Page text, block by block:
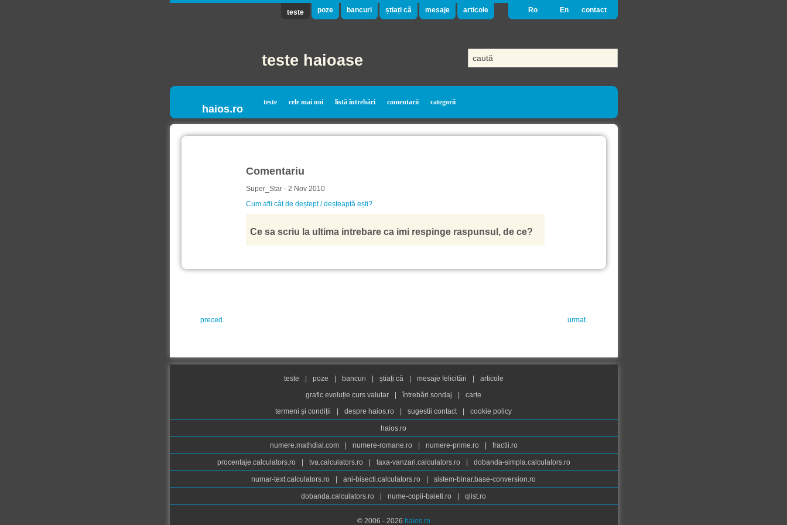
teste poze bancuri știați că mesaje articole Ro En contact
teste haioase
haios.ro
teste cele mai noi listă întrebări comentarii categorii
Comentariu
Super_Star - 2 Nov 2010
Cum afli cât de deștept / deșteaptă ești?
Ce sa scriu la ultima intrebare ca imi respinge raspunsul, de ce?
preced. urmat.
teste poze bancuri știați că mesaje felicitări
articole
grafic evoluție curs valutar
întrebări sondaj
carte
termeni și condiții
despre haios.ro sugestii contact cookie policy
haios.ro
numere.mathdial.com numere-romane.ro numere-prime.ro fractii.ro
procentaje.calculators.ro tva.calculators.ro taxa-vanzari.calculators.ro dobanda-simpla.calculators.ro
numar-text.calculators.ro ani-bisecti.calculators.ro sistem-binar.base-conversion.ro
dobanda.calculators.ro nume-copii-baieti.ro qlist.ro
© 2006 - 2026 haios.ro